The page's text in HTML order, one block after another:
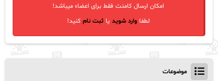
امکان ارسال کامنت فقط برای اعضاء میباشد!
لطفاوارد شوید یاثبت نام کنید!
موضوعات